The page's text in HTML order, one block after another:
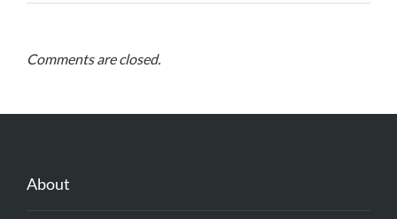
Comments are closed.
About